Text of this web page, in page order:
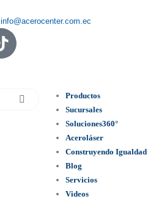
info@acerocenter.com.ec
Productos
Sucursales
Soluciones360°
Aceroláser
Construyendo Igualdad
Blog
Servicios
Videos